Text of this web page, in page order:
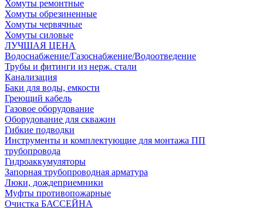
Хомуты ремонтные
Хомуты обрезиненные
Хомуты червячные
Хомуты силовые
ЛУЧШАЯ ЦЕНА
Водоснабжение/Газоснабжение/Водоотведение
Трубы и фитинги из нерж. стали
Канализация
Баки для воды, емкости
Греющий кабель
Газовое оборудование
Оборудование для скважин
Гибкие подводки
Инструменты и комплектующие для монтажа ПП
трубопровода
Гидроаккумуляторы
Запорная трубопроводная арматура
Люки, дождеприемники
Муфты противопожарные
Очистка БАССЕЙНА